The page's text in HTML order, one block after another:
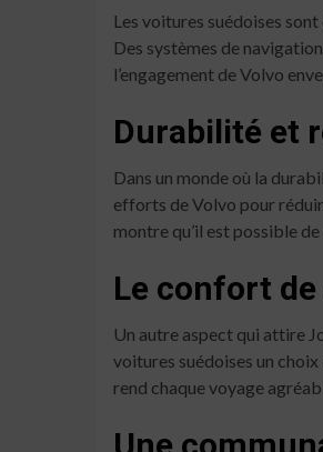
Les voitures suédoises
Des systèmes de
l’engagement de Volvo
Durabilité et
Dans un monde où la
efforts de Volvo pour
montre qu’il est possible
Le confort
Un autre aspect qui attire
voitures suédoises un
rend chaque voyage